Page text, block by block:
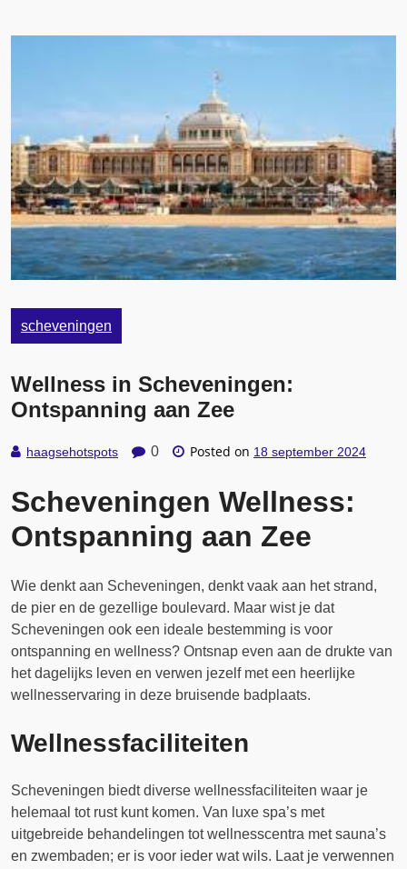
scheveningen
Wellness in Scheveningen:
Ontspanning aan Zee
haagsehotspots 0 Posted on 18 september 2024
Scheveningen Wellness:
Ontspanning aan Zee
Wie denkt aan Scheveningen, denkt vaak aan het strand,
de pier en de gezellige boulevard. Maar wist je dat
Scheveningen ook een ideale bestemming is voor
ontspanning en wellness? Ontsnap even aan de drukte van
het dagelijks leven en verwen jezelf met een heerlijke
wellnesservaring in deze bruisende badplaats.
Wellnessfaciliteiten
Scheveningen biedt diverse wellnessfaciliteiten waar je
helemaal tot rust kunt komen. Van luxe spa’s met
uitgebreide behandelingen tot wellnesscentra met sauna’s
en zwembaden; er is voor ieder wat wils. Laat je verwennen